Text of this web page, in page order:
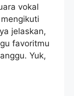
vokal
jelaskan,
favoritmu
Yuk,